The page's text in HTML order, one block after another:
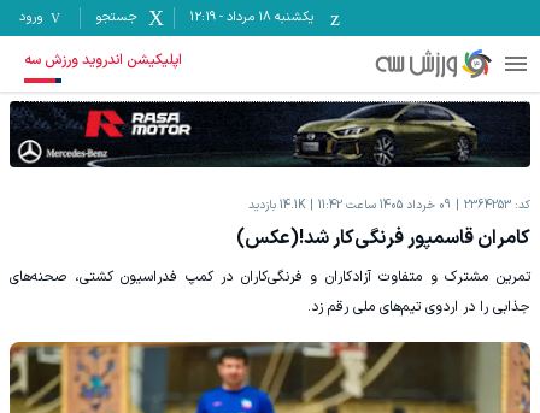
یکشنبه ۱۸ مرداد -
12:19 جستجو ورود
اپلیکیشن اندروید ورزش سه
کد: 2364253 09 خرداد 1405 ساعت 11:42 14.1K بازدید
کامران قاسمپور فرنگی‌کار شد!(عکس)
تمرین مشترک و متفاوت آزادکاران و فرنگی‌کاران در کمپ فدراسیون کشتی، صحنه‌های
جذابی را در اردوی تیم‌های ملی رقم زد.